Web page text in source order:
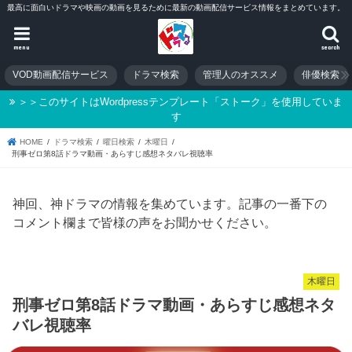
最高に面白いドラマや映画の動画を見るために最新の動画配信サービス情報をまとめています。
search
menu
VOD動画配信サービス ドラマ検索 管理人のオススメ 俳優検索
＞＞このサイトはWordpressテンプレート「ストーク」を使用していま
す
HOME ドラマ検索 曜日検索
木曜日
刑事ゼロ第8話ドラマ動画・あらすじ感想ネタバレ視聴率
神回、神ドラマの情報を集めています。記事の一番下の
コメント欄まで皆様の声をお聞かせください。
木曜日
刑事ゼロ第8話ドラマ動画・あらすじ感想ネタ
バレ視聴率